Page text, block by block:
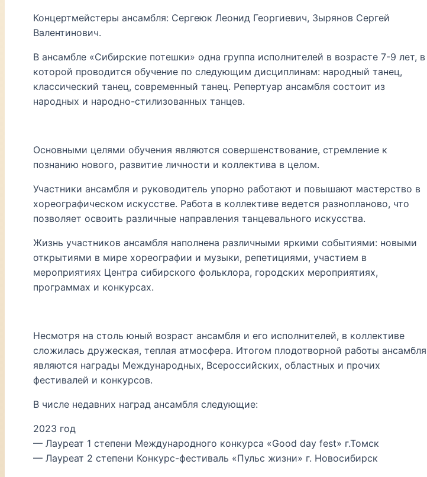
Концертмейстеры ансамбля: Сергеюк Леонид Георгиевич, Зырянов Сергей
Валентинович.
В ансамбле «Сибирские потешки» одна группа исполнителей в возрасте 7-9 лет, в
которой проводится обучение по следующим дисциплинам: народный танец,
классический танец, современный танец. Репертуар ансамбля состоит из
народных и народно-стилизованных танцев.
Основными целями обучения являются совершенствование, стремление к
познанию нового, развитие личности и коллектива в целом.
Участники ансамбля и руководитель упорно работают и повышают мастерство в
хореографическом искусстве. Работа в коллективе ведется разнопланово, что
позволяет освоить различные направления танцевального искусства.
Жизнь участников ансамбля наполнена различными яркими событиями: новыми
открытиями в мире хореографии и музыки, репетициями, участием в
мероприятиях Центра сибирского фольклора, городских мероприятиях,
программах и конкурсах.
Несмотря на столь юный возраст ансамбля и его исполнителей, в коллективе
сложилась дружеская, теплая атмосфера. Итогом плодотворной работы ансамбля
являются награды Международных, Всероссийских, областных и прочих
фестивалей и конкурсов.
В числе недавних наград ансамбля следующие:
2023 год
— Лауреат 1 степени Международного конкурса «Good day fest» г.Томск
— Лауреат 2 степени Конкурс-фестиваль «Пульс жизни» г. Новосибирск